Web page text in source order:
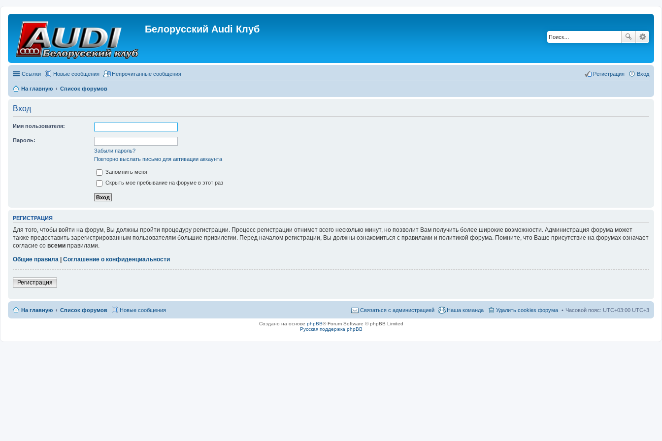
Белорусский Audi Клуб
Ссылки Новые сообщения Непрочитанные сообщения Вход
Регистрация
На главную Список форумов
Вход
Имя пользователя:
Пароль:
Забыли пароль?
Повторно выслать письмо для активации аккаунта
Запомнить меня
Скрыть мое пребывание на форуме в этот раз
РЕГИСТРАЦИЯ
Для того, чтобы войти на форум, Вы должны пройти процедуру регистрации. Процесс регистрации отнимет всего несколько минут, но позволит Вам получить более широкие возможности. Администрация форума может
также предоставить зарегистрированным пользователям большие привилегии. Перед началом регистрации, Вы должны ознакомиться с правилами и политикой форума. Помните, что Ваше присутствие на форумах означает
согласие со всеми правилами.
Общие правила | Соглашение о конфиденциальности
Регистрация
На главную Список форумов Новые сообщения Часовой пояс: UTC+03:00 UTC+3
Удалить cookies форума
Наша команда
Связаться с администрацией
Создано на основе phpBB® Forum Software © phpBB Limited
Русская поддержка phpBB